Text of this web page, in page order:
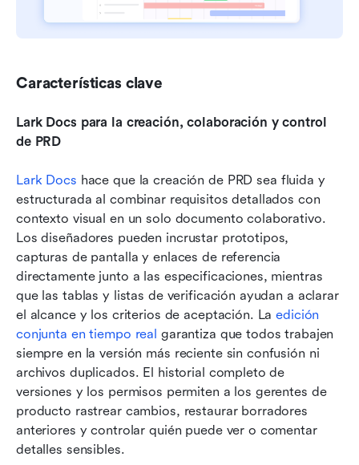
Características clave
Lark Docs para la creación, colaboración y control
de PRD
Lark Docs hace que la creación de PRD sea fluida y
estructurada al combinar requisitos detallados con
contexto visual en un solo documento colaborativo.
Los diseñadores pueden incrustar prototipos,
capturas de pantalla y enlaces de referencia
directamente junto a las especificaciones, mientras
que las tablas y listas de verificación ayudan a aclarar
el alcance y los criterios de aceptación. La edición
conjunta en tiempo real garantiza que todos trabajen
siempre en la versión más reciente sin confusión ni
archivos duplicados. El historial completo de
versiones y los permisos permiten a los gerentes de
producto rastrear cambios, restaurar borradores
anteriores y controlar quién puede ver o comentar
detalles sensibles.